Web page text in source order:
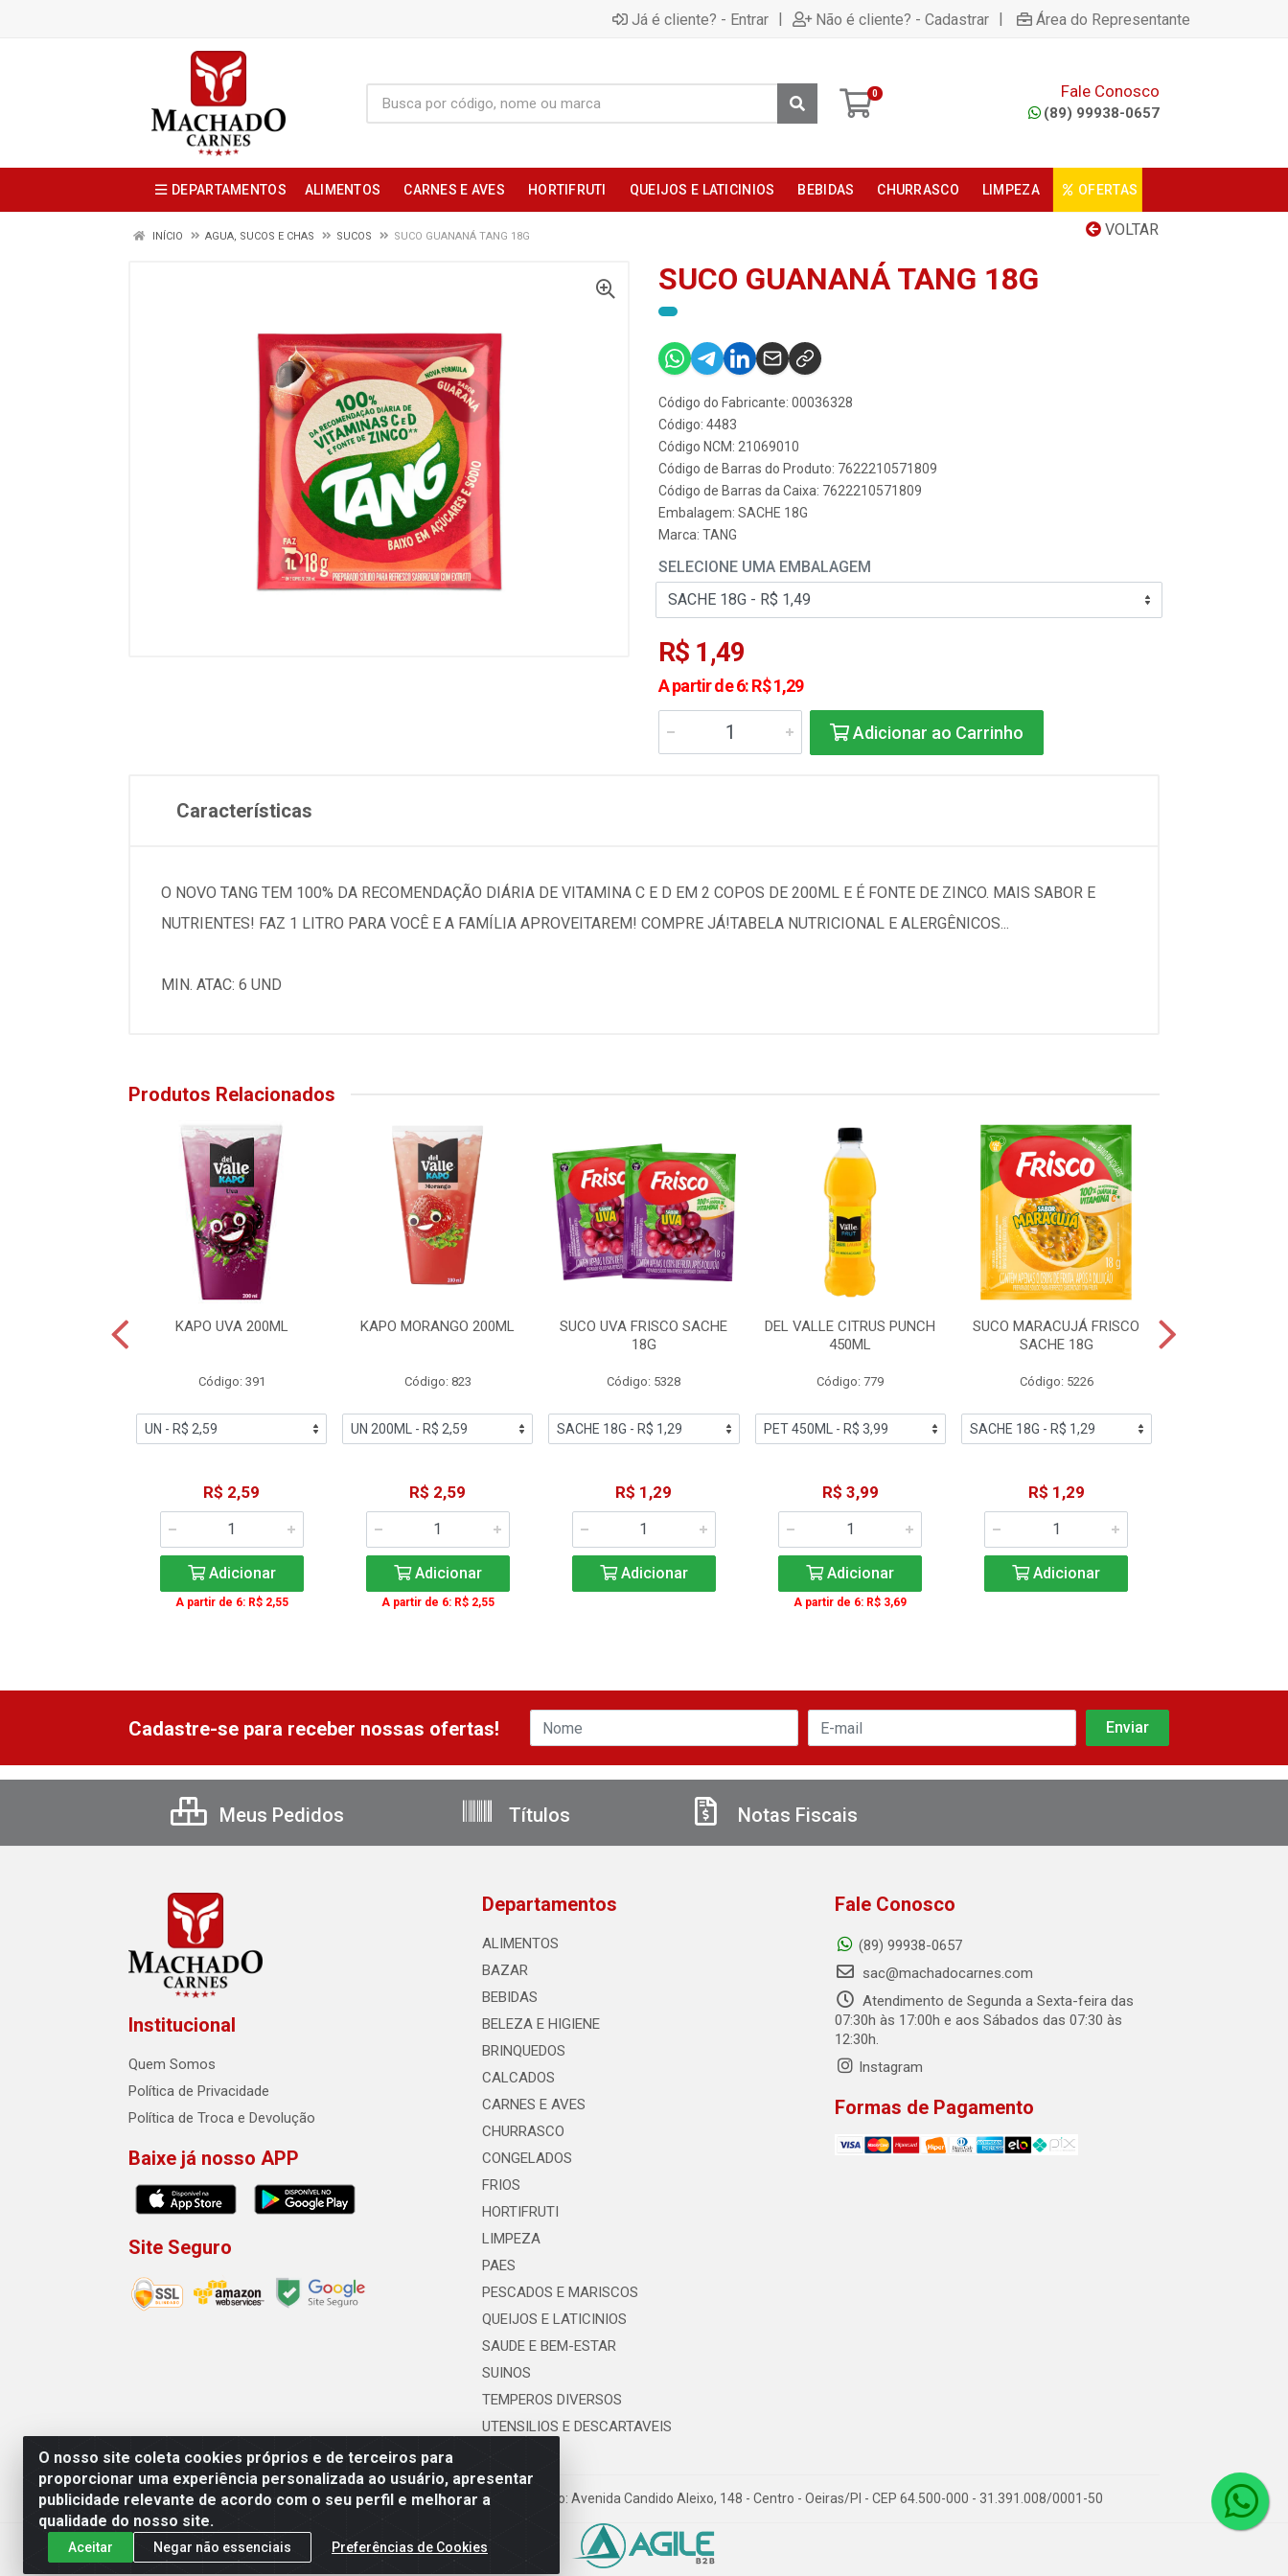
Já é cliente? - Entrar | Não é cliente? - Cadastrar | Área do Representante
0 Fale Conosco
(89) 99938-0657
DEPARTAMENTOS ALIMENTOS CARNES E AVES HORTIFRUTI QUEIJOS E LATICINIOS BEBIDAS CHURRASCO LIMPEZA OFERTAS
VOLTAR
INÍCIO AGUA, SUCOS E CHAS SUCOS SUCO GUANANÁ TANG 18G
SUCO GUANANÁ TANG 18G
Código do Fabricante: 00036328
Código: 4483
Código NCM: 21069010
Código de Barras do Produto: 7622210571809
Código de Barras da Caixa: 7622210571809
Embalagem: SACHE 18G
Marca: TANG
SELECIONE UMA EMBALAGEM
R$ 1,49
A partir de 6: R$ 1,29
Adicionar ao Carrinho
Características
O NOVO TANG TEM 100% DA RECOMENDAÇÃO DIÁRIA DE VITAMINA C E D EM 2 COPOS DE 200ML E É FONTE DE ZINCO. MAIS SABOR E
NUTRIENTES! FAZ 1 LITRO PARA VOCÊ E A FAMÍLIA APROVEITAREM! COMPRE JÁ!TABELA NUTRICIONAL E ALERGÊNICOS...
MIN. ATAC: 6 UND
Produtos Relacionados
KAPO UVA 200ML
Código: 391
R$ 2,59
Adicionar
A partir de 6: R$ 2,55
KAPO MORANGO 200ML
Código: 823
R$ 2,59
Adicionar
A partir de 6: R$ 2,55
SUCO UVA FRISCO SACHE
18G
Código: 5328
R$ 1,29
Adicionar
DEL VALLE CITRUS PUNCH
450ML
Código: 779
R$ 3,99
Adicionar
A partir de 6: R$ 3,69
SUCO MARACUJÁ FRISCO
SACHE 18G
Código: 5226
R$ 1,29
Adicionar
O nosso site coleta cookies próprios e de terceiros para
proporcionar uma experiência personalizada ao usuário, apresentar
publicidade relevante de acordo com o seu perfil e melhorar a
qualidade do nosso site.
Aceitar Negar não essenciais Preferências de Cookies
Cadastre-se para receber nossas ofertas!
Meus Pedidos Títulos Notas Fiscais
Institucional
Quem Somos
Política de Privacidade
Política de Troca e Devolução
Baixe já nosso APP
Site Seguro
Departamentos
ALIMENTOS
BAZAR
BEBIDAS
BELEZA E HIGIENE
BRINQUEDOS
CALCADOS
CARNES E AVES
CHURRASCO
CONGELADOS
FRIOS
HORTIFRUTI
LIMPEZA
PAES
PESCADOS E MARISCOS
QUEIJOS E LATICINIOS
SAUDE E BEM-ESTAR
SUINOS
TEMPEROS DIVERSOS
UTENSILIOS E DESCARTAVEIS
Fale Conosco
(89) 99938-0657
sac@machadocarnes.com
Atendimento de Segunda a Sexta-feira das
07:30h às 17:00h e aos Sábados das 07:30 às
12:30h.
Instagram
Formas de Pagamento
Machado Carnes Distribuidora de Alimentos LTDA - Logradouro: Avenida Candido Aleixo, 148 - Centro - Oeiras/PI - CEP 64.500-000 - 31.391.008/0001-50